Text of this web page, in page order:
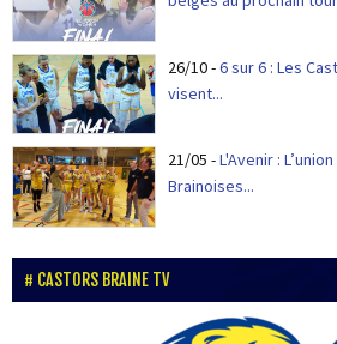
26/10-6 sur 6 : Les
visent...
21/05 -L'Avenir :
Brainoises...
CASTORS BRAINE TV